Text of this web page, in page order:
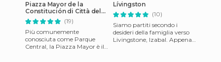
Piazza Mayor de la
Constitución di Città del
Guatemala
(19)
Più comunemente
conosciuta come Parque
Central, la Piazza Mayor è il
Lívingston
(10)
Siamo partiti secondo i
desideri della famiglia verso
Livingstone, Izabal. Appena